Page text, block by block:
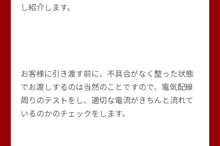
し紹介します。
お客様に引き渡す前に、不具合がなく整った状態
でお渡しするのは当然のことですので、電気配線
周りのテストをし、適切な電流がきちんと流れて
いるのかのチェックをします。